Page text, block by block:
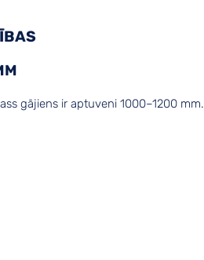
gājiens ir aptuveni 1000–1200 mm.